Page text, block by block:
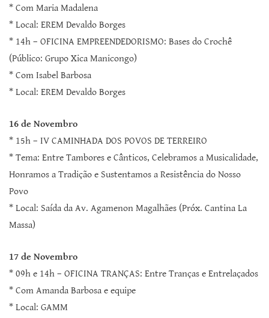
* Com Maria Madalena
* Local: EREM Devaldo Borges
* 14h – OFICINA EMPREENDEDORISMO: Bases do Crochê
(Público: Grupo Xica Manicongo)
* Com Isabel Barbosa
* Local: EREM Devaldo Borges
16 de Novembro
* 15h – IV CAMINHADA DOS POVOS DE TERREIRO
* Tema: Entre Tambores e Cânticos, Celebramos a Musicalidade,
Honramos a Tradição e Sustentamos a Resistência do Nosso
Povo
* Local: Saída da Av. Agamenon Magalhães (Próx. Cantina La
Massa)
17 de Novembro
* 09h e 14h – OFICINA TRANÇAS: Entre Tranças e Entrelaçados
* Com Amanda Barbosa e equipe
* Local: GAMM